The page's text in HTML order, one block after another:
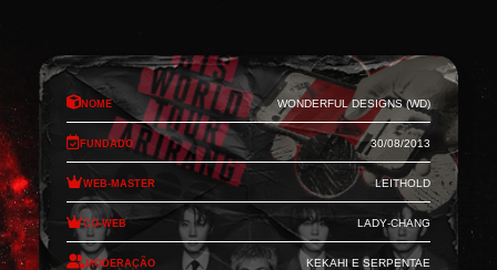
Nome Wonderful Designs (WD)
Fundado 30/08/2013
Web-Master Leithold
Co-Web Lady-Chang
Moderação Kekahi e Serpentae